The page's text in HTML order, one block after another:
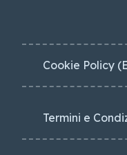
Cookie Policy
Termini e